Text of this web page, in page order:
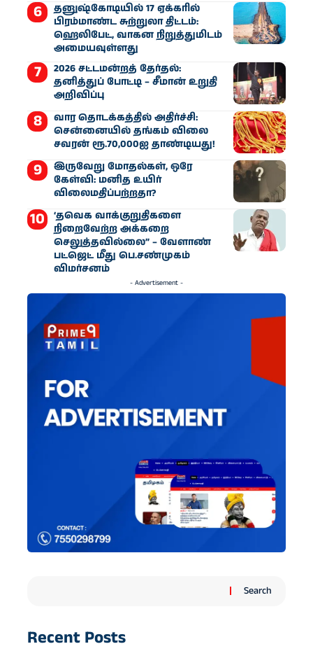
தனுஷ்கோடியில் 17 ஏக்கரில்
பிரம்மாண்ட சுற்றுலா திட்டம்:
ஹெலிபேட், வாகன நிறுத்துமிடம்
அமையவுள்ளது
2026 சட்டமன்றத் தேர்தல்:
தனித்துப் போட்டி – சீமான் உறுதி
அறிவிப்பு
வார தொடக்கத்தில் அதிர்ச்சி:
சென்னையில் தங்கம் விலை
சவரன் ரூ.70,000ஐ தாண்டியது!
இருவேறு மோதல்கள், ஒரே
கேள்வி: மனித உயிர்
விலைமதிப்பற்றதா?
‘தவெக வாக்குறுதிகளை
நிறைவேற்ற அக்கறை
செலுத்தவில்லை” – வேளாண்
பட்ஜெட் மீது பெ.சண்முகம்
விமர்சனம்
- Advertisement -
Search
Recent Posts